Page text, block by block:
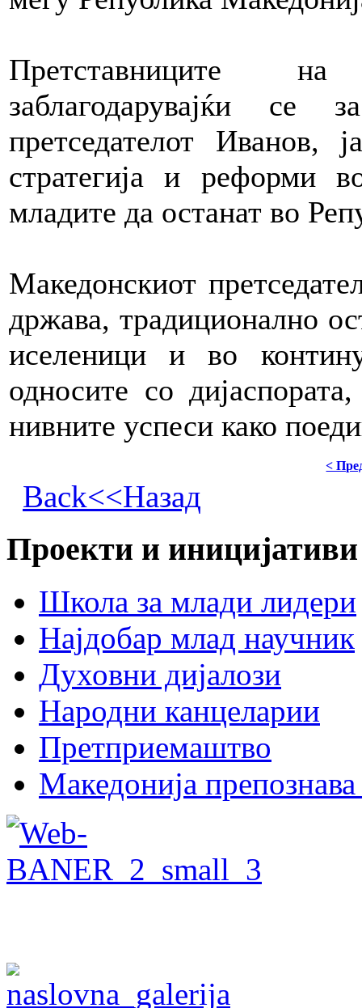
Претставниците на
заблагодарувајќи
претседателот Иванов,
стратегија и реформи
младите да останат во
Македонскиот
држава, традиционално
иселеници и во
односите со
нивните успеси како
<
Back<<Назад
Проекти и иницијативи
Школа за млади лидери
Најдобар млад научник
Духовни дијалози
Народни канцеларии
Претприемаштво
Македонија